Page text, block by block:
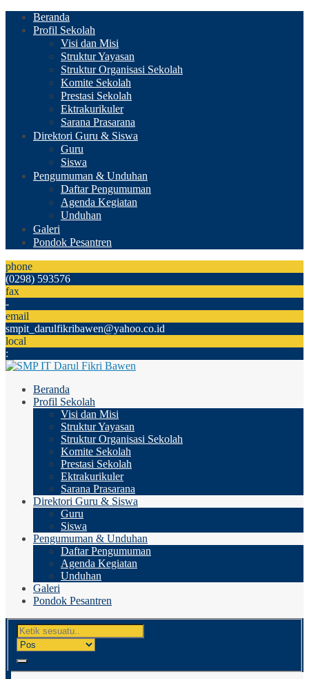
Beranda
Profil Sekolah
Visi dan Misi
Struktur Yayasan
Struktur Organisasi Sekolah
Komite Sekolah
Prestasi Sekolah
Ektrakurikuler
Sarana Prasarana
Direktori Guru & Siswa
Guru
Siswa
Pengumuman & Unduhan
Daftar Pengumuman
Agenda Kegiatan
Unduhan
Galeri
Pondok Pesantren
phone
(0298) 593576
fax
-
email
smpit_darulfikribawen@yahoo.co.id
local
:
Beranda
Profil Sekolah
Visi dan Misi
Struktur Yayasan
Struktur Organisasi Sekolah
Komite Sekolah
Prestasi Sekolah
Ektrakurikuler
Sarana Prasarana
Direktori Guru & Siswa
Guru
Siswa
Pengumuman & Unduhan
Daftar Pengumuman
Agenda Kegiatan
Unduhan
Galeri
Pondok Pesantren